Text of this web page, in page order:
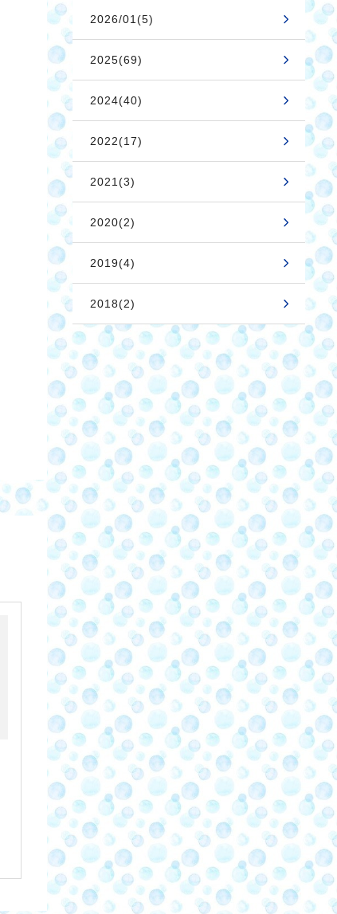
2026/01(5)
2025(69)
2024(40)
2022(17)
2021(3)
2020(2)
2019(4)
2018(2)